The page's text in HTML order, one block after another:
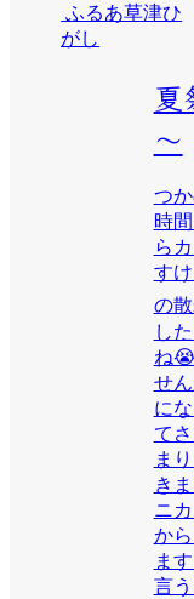
ふるあ草津ひ
がし
夏
～
つ
時
ら
す
の散
し
ね
せ
に
て
ま
き
ニ
か
ま
言